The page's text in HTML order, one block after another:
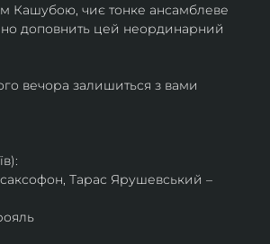
Кашубою, чиє тонке ансамблеве
доповнить цей неординарний
вечора залишиться з вами
Тарас Ярушевський –